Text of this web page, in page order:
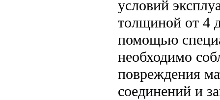
условий
толщиной от 4
помощью
необходимо
повреждения
соединений и